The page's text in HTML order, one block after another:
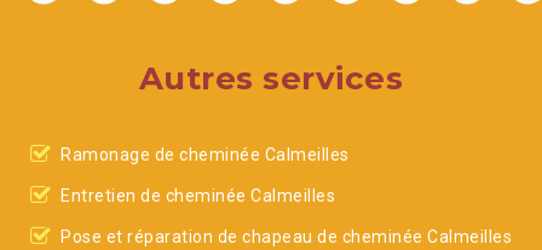
Autres services
Ramonage de cheminée Calmeilles
Entretien de cheminée Calmeilles
Pose et réparation de chapeau de cheminée Calmeilles